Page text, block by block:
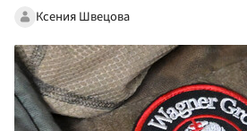
Ксения Швецова